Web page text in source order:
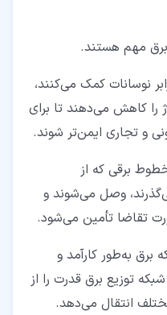
برق مهم هستند.
نوسانات کمک می‌کنند،
را کاهش می‌دهند تا برای
و تجاری ایمن‌تر شوند.
برقی که از
وصل می‌شوند و
تقاضا تأمین می‌شود.
برق به‌طور کارآمد و
توزیع برق قدرت را از
انتقال می‌دهد.